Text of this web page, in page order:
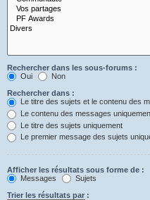
Rechercher dans les sous-forums :
Oui
Non
Rechercher dans :
Le titre des sujets et le contenu des
Le contenu des messages
Le titre des sujets uniquement
Le premier message des sujets
Afficher les résultats sous forme de :
Messages
Sujets
Trier les résultats par :